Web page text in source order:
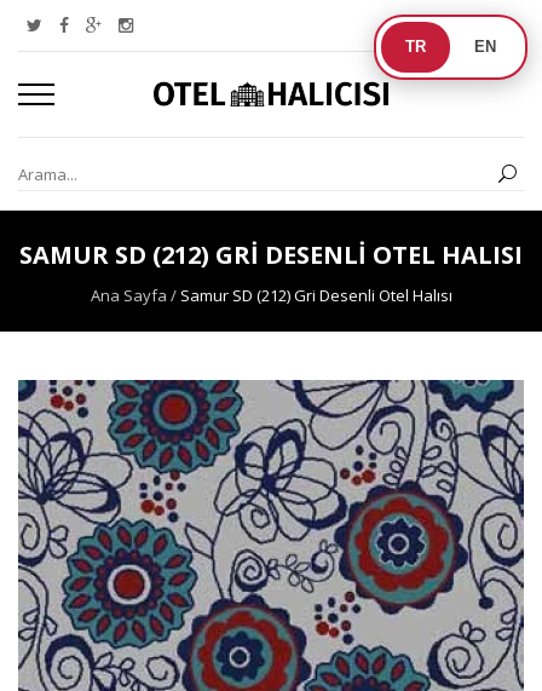
TR EN
SAMUR SD (212) GRI DESENLI OTEL HALISI
Ana Sayfa / Samur SD (212) Gri Desenli Otel Halısı